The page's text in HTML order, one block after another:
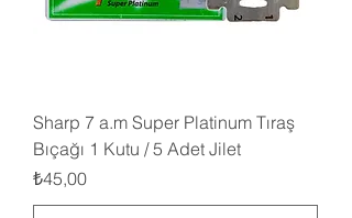
Sharp 7 a.m Super Platinum Tıraş
Bıçağı 1 Kutu / 5 Adet Jilet
Fiyat
₺45,00